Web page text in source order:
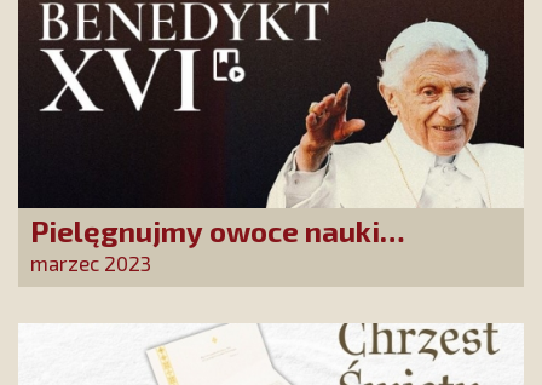
Pielęgnujmy owoce nauki
Benedykta XVI. Weź udział w
naszej akcji
marzec 2023